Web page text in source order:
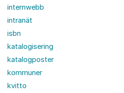
internwebb
intranät
isbn
katalogisering
katalogposter
kommuner
kvitto